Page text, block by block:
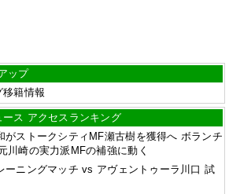
ップ
移籍情報
ース アクセスランキング
がストークシティMF瀬古樹を獲得へ ボランチ
川崎の実力派MFの補強に動く
ーニングマッチ vs アヴェントゥーラ川口 試